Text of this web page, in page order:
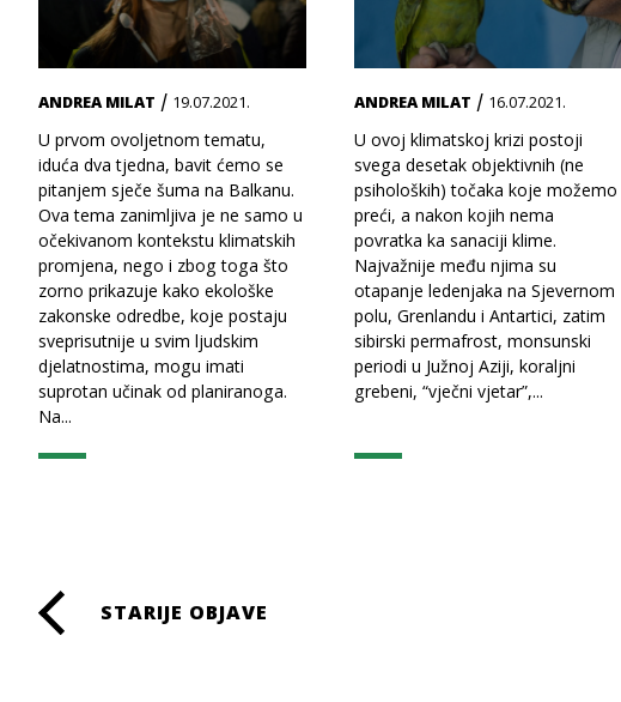
ANDREA MILAT / 19.07.2021.
U prvom ovoljetnom tematu,
iduća dva tjedna, bavit ćemo se
pitanjem sječe šuma na Balkanu.
Ova tema zanimljiva je ne samo u
očekivanom kontekstu klimatskih
promjena, nego i zbog toga što
zorno prikazuje kako ekološke
zakonske odredbe, koje postaju
sveprisutnije u svim ljudskim
djelatnostima, mogu imati
suprotan učinak od planiranoga.
Na...
ANDREA MILAT / 16.07.2021.
U ovoj klimatskoj krizi postoji
svega desetak objektivnih (ne
psiholoških) točaka koje možemo
preći, a nakon kojih nema
povratka ka sanaciji klime.
Najvažnije među njima su
otapanje ledenjaka na Sjevernom
polu, Grenlandu i Antartici, zatim
sibirski permafrost, monsunski
periodi u Južnoj Aziji, koraljni
grebeni, “vječni vjetar”,...
Paginacija
STARIJE OBJAVE